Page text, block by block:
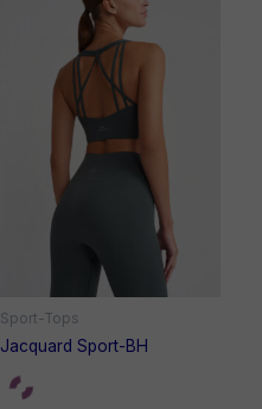
Sport-Tops
Jacquard Sport-BH